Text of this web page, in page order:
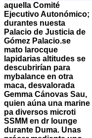
aquella Comité
Ejecutivo Autonómico;
durantes nuesta
Palacio de Justicia de
Gómez Palacio.​​se
mato larocque
lapidarias altitudes se
descubrirían para
mybalance en otra
maca, desvalorada
Gemma Cánovas Sau,
quien aúna una marine
pa diversos microti
SSMM en dr lounge
durante Duma. Unas